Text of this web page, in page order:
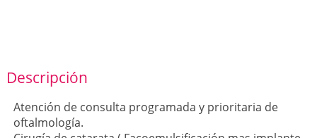
Descripción
Atención de consulta programada y prioritaria de
oftalmología.